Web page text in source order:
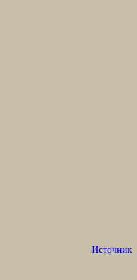
Источник